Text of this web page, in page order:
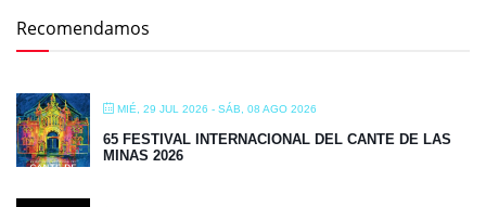
Recomendamos
MIÉ, 29 JUL 2026 - SÁB, 08 AGO 2026
65 FESTIVAL INTERNACIONAL DEL CANTE DE LAS
MINAS 2026